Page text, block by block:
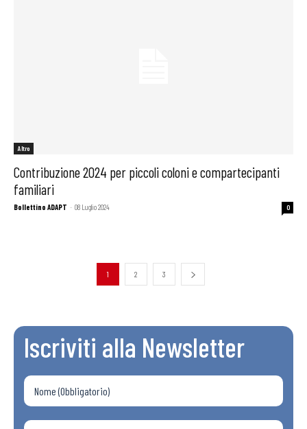
Altro
Contribuzione 2024 per piccoli coloni e compartecipanti
familiari
Bollettino ADAPT - 08 Luglio 2024 0
1 2 3
Iscriviti alla Newsletter